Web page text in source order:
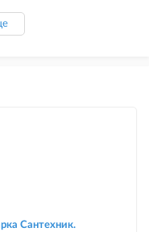
Сантехник.